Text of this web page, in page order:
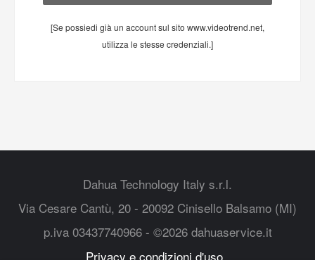
[Se possiedi già un account sul sito www.videotrend.net,
utilizza le stesse credenziali.]
Dahua Technology Italy s.r.l.
Via Cesare Cantù, 20 - 20092 Cinisello Balsamo (MI)
p.iva 03437740966 - ©2026 dahuaservice.it
Privacy e condizioni d'uso